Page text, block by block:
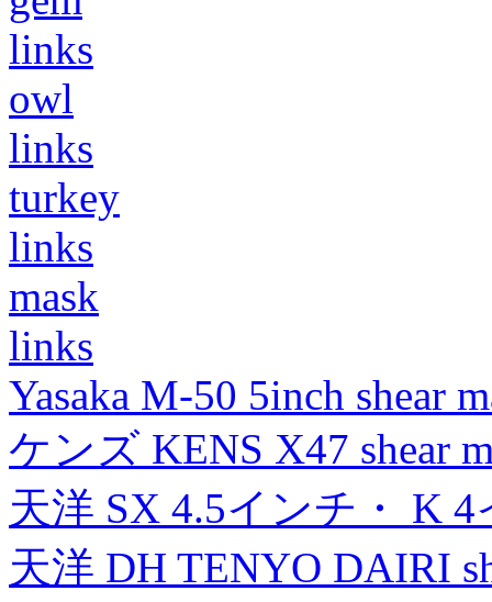
links
owl
links
turkey
links
mask
links
Yasaka M-50 5inch shear
ケンズ KENS X47 shear
天洋 SX 4.5インチ・ K
天洋 DH TENYO DAIRI